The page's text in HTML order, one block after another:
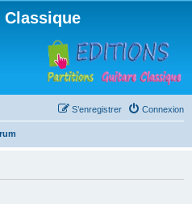
Classique
Connexion
S’enregistrer